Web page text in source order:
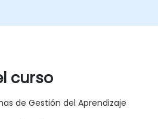
curso
de Gestión del Aprendizaje